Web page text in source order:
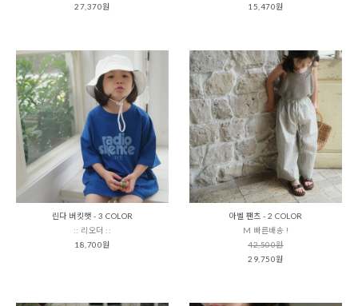
27,370원
15,470원
린다 버킷햇 - 3 COLOR
:: 리오더 ::
18,700원
아벨 팬츠 - 2 COLOR
M 빠른배송 !
42,500원
29,750원